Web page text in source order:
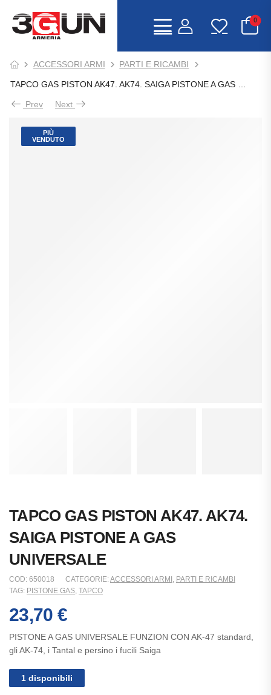
0
ACCESSORI ARMI PARTI E RICAMBI
Prev Next
PIÙ
VENDUTO
TAPCO GAS PISTON AK47. AK74.
SAIGA PISTONE A GAS
UNIVERSALE
COD: 650018 CATEGORIE:ACCESSORI ARMI , PARTI E RICAMBI
TAG: PISTONE GAS, TAPCO
23,70 €
PISTONE A GAS UNIVERSALE FUNZION CON AK-47 standard,
gli AK-74, i Tantal e persino i fucili Saiga
1 disponibili